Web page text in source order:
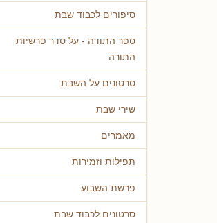
סיפורים לכבוד שבת
ספר התודה - על סדר פרשיות
התורה
סרטונים על השבת
שירי שבת
מאמרים
תפילות וזמירות
פרשת השבוע
סרטונים לכבוד שבת